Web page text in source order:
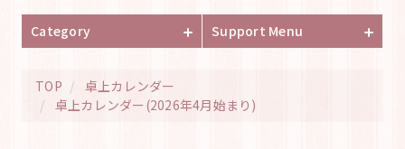
Category Support Menu
TOP
卓上カレンダー
卓上カレンダー(2026年4月始まり)